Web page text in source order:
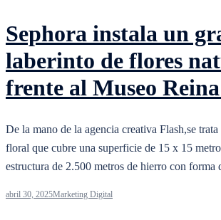
Sephora instala un
laberinto de flores
frente al Museo
De la mano de la agencia creativa Flash,se
floral que cubre una superficie de 15 x 15
estructura de 2.500 metros de hierro con forma
abril 30, 2025Marketing Digital